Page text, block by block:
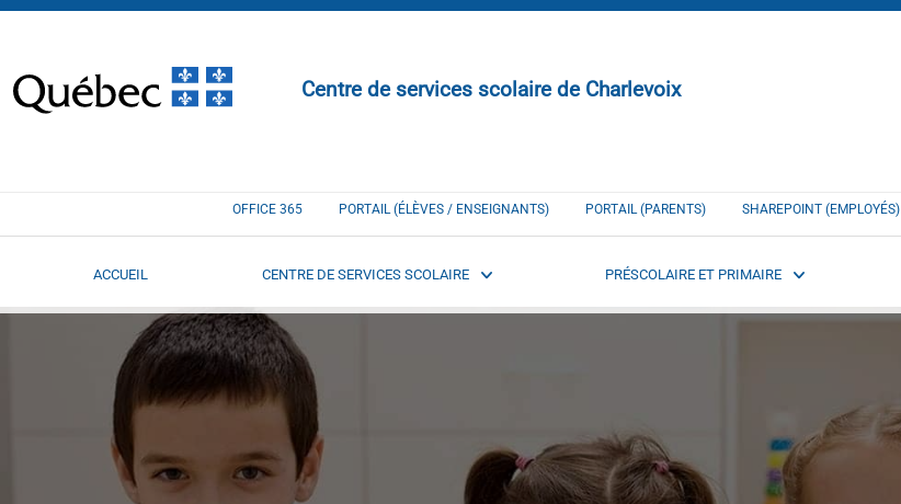
Centre de services scolaire de Charlevoix
OFFICE 365 PORTAIL (ÉLÈVES / ENSEIGNANTS) PORTAIL (PARENTS) SHAREPOINT (EMPLOYÉS)
ACCUEIL CENTRE DE SERVICES SCOLAIRE PRÉSCOLAIRE ET PRIMAIRE